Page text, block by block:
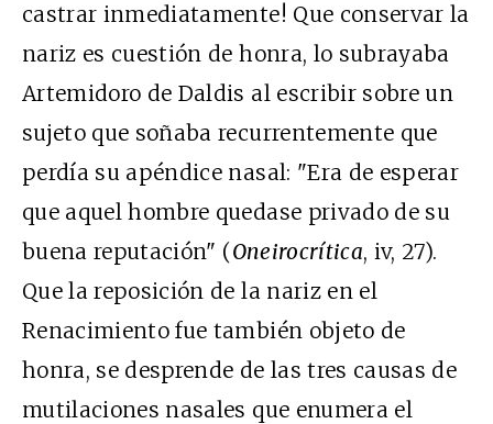
castrar inmediatamente! Que conservar la
nariz es cuestión de honra, lo subrayaba
Artemidoro de Daldis al escribir sobre un
sujeto que soñaba recurrentemente que
perdía su apéndice nasal: "Era de esperar
que aquel hombre quedase privado de su
buena reputación" (Oneirocrítica, iv, 27).
Que la reposición de la nariz en el
Renacimiento fue también objeto de
honra, se desprende de las tres causas de
mutilaciones nasales que enumera el